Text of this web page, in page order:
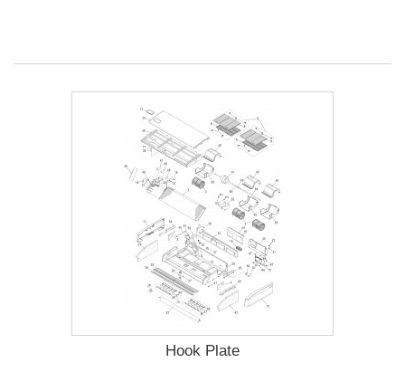
Hook Plate